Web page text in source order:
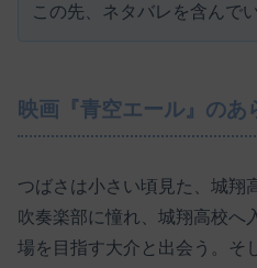
この先、ネタバレを含んで
映画『青空エール』のあ
つばさは小さい頃見た、城翔
吹奏楽部に憧れ、城翔高校へ
場を目指す大介と出会う。そ